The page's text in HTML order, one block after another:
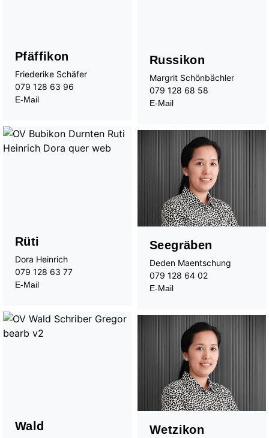
Pfäffikon
Friederike Schäfer
079 128 63 96
E-Mail
Russikon
Margrit Schönbächler
079 128 68 58
E-Mail
Rüti
Dora Heinrich
079 128 63 77
E-Mail
Seegräben
Deden Maentschung
079 128 64 02
E-Mail
Wald Wetzikon